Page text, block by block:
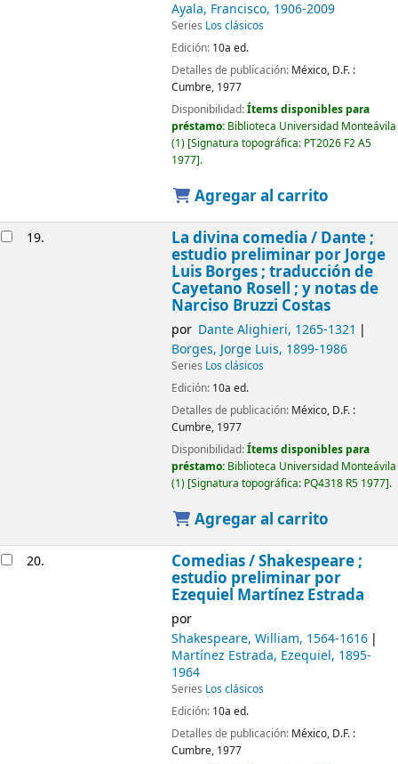
Ayala, Francisco, 1906-2009
Series Los clásicos
Edición: 10a ed.
Detalles de publicación: México, D.F. :
Cumbre, 1977
Disponibilidad:Ítems disponibles para
préstamo: Biblioteca Universidad Monteávila
(1) Signatura topográfica: PT2026 F2 A5
1977 .
Agregar al carrito
19. La divina comedia / Dante ;
estudio preliminar por Jorge
Luis Borges ; traducción de
Cayetano Rosell ; y notas de
Narciso Bruzzi Costas
por Dante Alighieri, 1265-1321
Borges, Jorge Luis, 1899-1986
Series Los clásicos
Edición: 10a ed.
Detalles de publicación: México, D.F. :
Cumbre, 1977
Disponibilidad:Ítems disponibles para
préstamo: Biblioteca Universidad Monteávila
(1) Signatura topográfica: PQ4318 R5 1977 .
Agregar al carrito
20. Comedias /Shakespeare ;
estudio preliminar por
Ezequiel Martínez Estrada
por
Shakespeare, William, 1564-1616
Martínez Estrada, Ezequiel, 1895-
1964
Series Los clásicos
Edición: 10a ed.
Detalles de publicación: México, D.F. :
Cumbre, 1977